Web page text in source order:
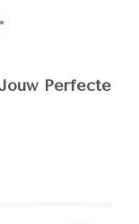
Perfecte